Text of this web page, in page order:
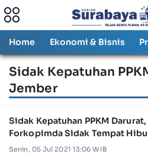
Home Ekonomi & Bisnis
Sidak Kepatuhan
Jember
Sidak Kepatuhan PPKM Darurat,
Forkopimda Sidak Tempat
Senin, 05 Jul 2021 13:06 WIB